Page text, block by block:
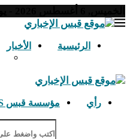
الرئيسية الأخبار
رأي مؤسسة قبس ETS GHABESS